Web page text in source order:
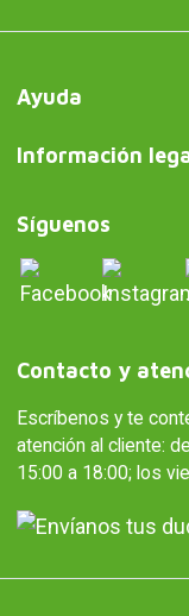
Ayuda
Información
Síguenos
Contacto y
Escríbenos y te
atención al cliente:
15:00 a 18:00; los